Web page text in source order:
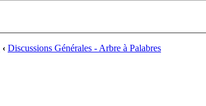
‹ Discussions Générales - Arbre à Palabres